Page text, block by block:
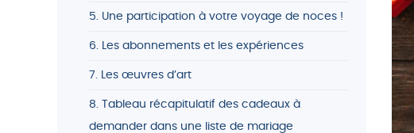
5. Une participation à votre voyage de noces !
6. Les abonnements et les expériences
7. Les œuvres d’art
8. Tableau récapitulatif des cadeaux à
demander dans une liste de mariage